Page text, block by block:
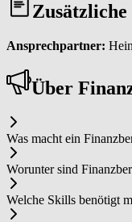
Ansprechpartner:
Über
Was macht ein
Worunter sind
Welche Skills benötigt